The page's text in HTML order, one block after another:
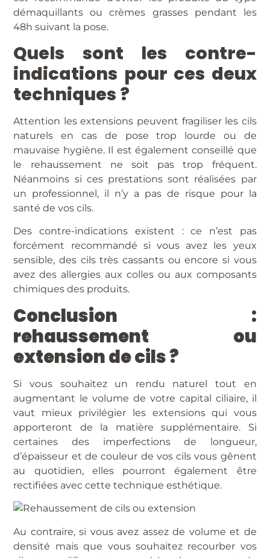
démaquillants ou crèmes grasses pendant les
48h suivant la pose.
Quels sont les contre-
indications pour ces deux
techniques ?
Attention les extensions peuvent fragiliser les cils
naturels en cas de pose trop lourde ou de
mauvaise hygiène. Il est également conseillé que
le rehaussement ne soit pas trop fréquent.
Néanmoins si ces prestations sont réalisées par
un professionnel, il n’y a pas de risque pour la
santé de vos cils.
Des contre-indications existent : ce n’est pas
forcément recommandé si vous avez les yeux
sensible, des cils très cassants ou encore si vous
avez des allergies aux colles ou aux composants
chimiques des produits.
Conclusion :
rehaussement ou
extension de cils ?
Si vous souhaitez un rendu naturel tout en
augmentant le volume de votre capital ciliaire, il
vaut mieux privilégier les extensions qui vous
apporteront de la matière supplémentaire. Si
certaines des imperfections de longueur,
d’épaisseur et de couleur de vos cils vous gênent
au quotidien, elles pourront également être
rectifiées avec cette technique esthétique.
Au contraire, si vous avez assez de volume et de
densité mais que vous souhaitez recourber vos